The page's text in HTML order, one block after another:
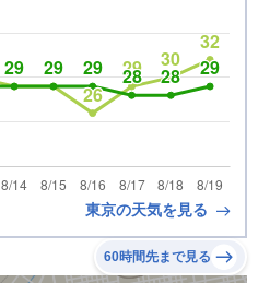
東京の天気を見る
60時間先まで見る